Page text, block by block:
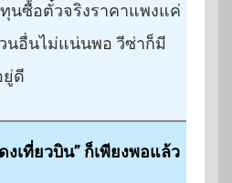
นซื้อตั๋วจริงราคาแพงแค่
นอื่นไม่แน่นพอ วีซ่าก็มี
ยู่ดี
งเที่ยวบิน” ก็เพียงพอแล้ว